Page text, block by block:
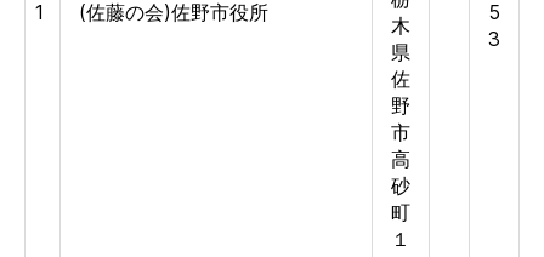
1 (佐藤の会)佐野市役所
木
県
佐
野
市
高
砂
町
１
5
3